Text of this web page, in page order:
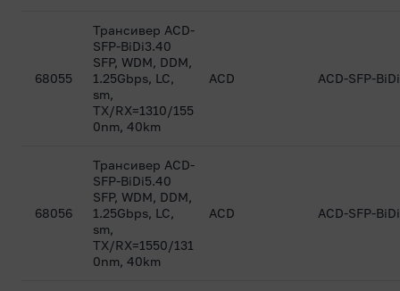
68055
Трансивер ACD-
SFP-BiDi3.40
SFP, WDM, DDM,
1.25Gbps, LC,
sm,
TX/RX=1310/155
0nm, 40km
ACD ACD-SFP-
68056
Трансивер ACD-
SFP-BiDi5.40
SFP, WDM, DDM,
1.25Gbps, LC,
sm,
TX/RX=1550/131
0nm, 40km
ACD ACD-SFP-